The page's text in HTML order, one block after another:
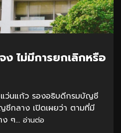
ไม่มีการยกเลิกหรือ
แว่นแก้ว รองอธิบดีกรมบัญชี
ชีกลาง เปิดเผยว่า ตามที่มี
ๆ... อ่านต่อ